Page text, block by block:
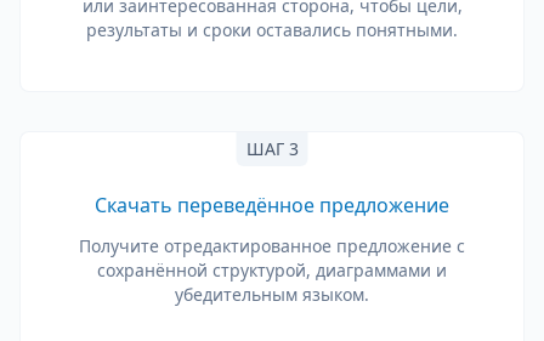
или заинтересованная сторона, чтобы цели,
результаты и сроки оставались понятными.
ШАГ 3
Скачать переведённое предложение
Получите отредактированное предложение с
сохранённой структурой, диаграммами и
убедительным языком.